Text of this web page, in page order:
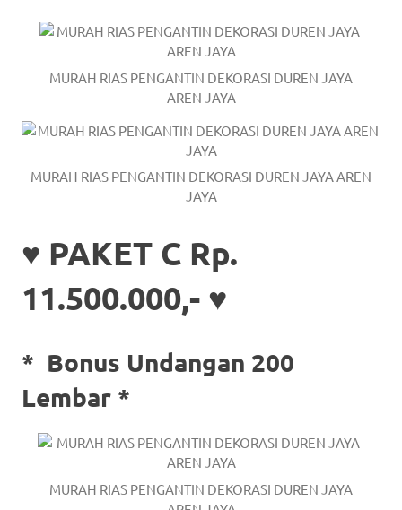
wonderful
good
luxury
replica
men's
https://www.drugswatches.com
MURAH RIAS PENGANTIN DEKORASI DUREN JAYA
AREN JAYA
MURAH RIAS PENGANTIN DEKORASI DUREN JAYA AREN
JAYA
♥ PAKET C Rp.
11.500.000,- ♥
* Bonus Undangan 200
Lembar *
MURAH RIAS PENGANTIN DEKORASI DUREN JAYA